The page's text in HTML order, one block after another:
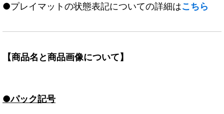
●プレイマットの状態表記についての詳細はこちら
【商品名と商品画像について】
●パック記号